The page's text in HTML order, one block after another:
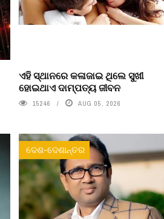
ଏହି ସ୍ଥାନରେ କଳାଜାଇ ଥିଲେ ସୁଖୀ
ହୋଇଥାଏ ଦାମ୍ପତ୍ୟ ଜୀବନ
15246 AUG 05, 2026
ଦେଶ-ଦେଶାନ୍ତର